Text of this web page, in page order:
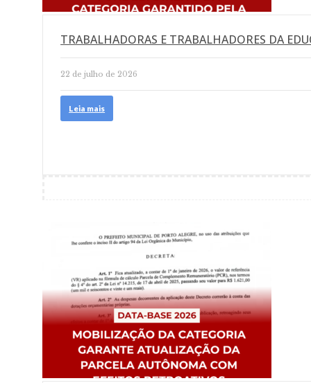
TRABALHADORAS E TRABALHADORES DA
22 de julho de 2026
Leia mais